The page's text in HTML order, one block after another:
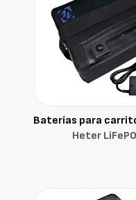
Baterías para
Heter